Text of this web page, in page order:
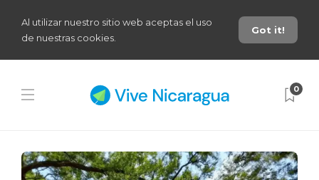
Al utilizar nuestro sitio web aceptas el uso
de nuestras cookies.
Got it!
0